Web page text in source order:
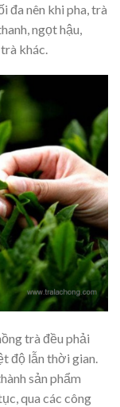
đa nên khi pha, trà
ngọt hậu,
khác.
trà đều phải
độ lẫn thời gian.
sản phẩm
qua các công